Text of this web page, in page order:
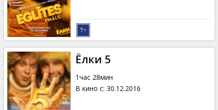
Ёлки 5
1час 28мин
В кино с: 30.12.2016